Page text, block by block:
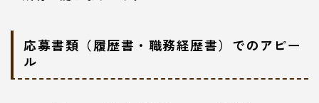
応募書類（履歴書・職務経歴書）でのアピー
ル